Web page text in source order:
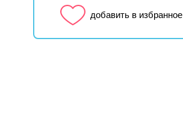
добавить в избранное